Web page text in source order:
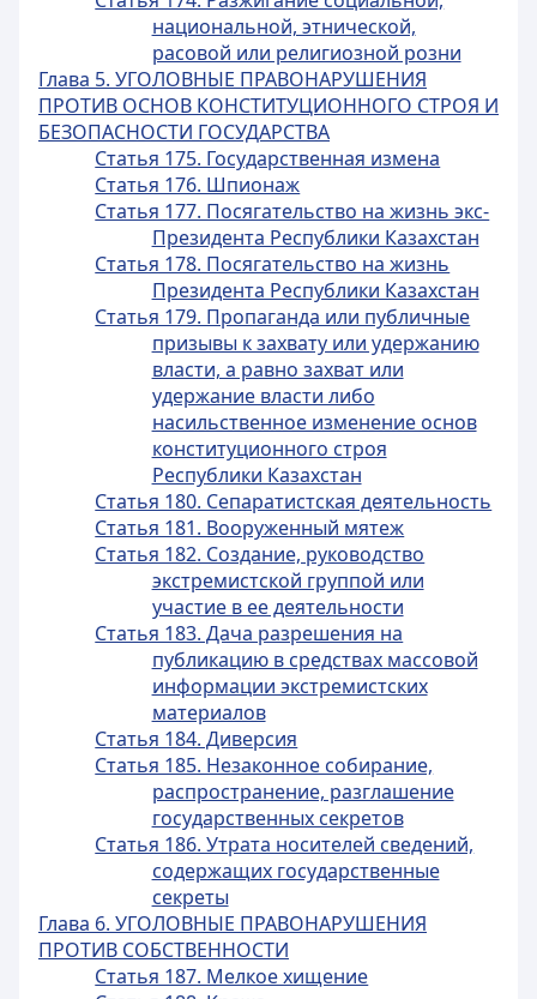
национальной, этнической,
расовой или религиозной розни
Глава 5. УГОЛОВНЫЕ ПРАВОНАРУШЕНИЯ
ПРОТИВ ОСНОВ КОНСТИТУЦИОННОГО СТРОЯ И
БЕЗОПАСНОСТИ ГОСУДАРСТВА
Статья 175. Государственная измена
Статья 176. Шпионаж
Статья 177. Посягательство на жизнь экс-
Президента Республики Казахстан
Статья 178. Посягательство на жизнь
Президента Республики Казахстан
Статья 179. Пропаганда или публичные
призывы к захвату или удержанию
власти, а равно захват или
удержание власти либо
насильственное изменение основ
конституционного строя
Республики Казахстан
Статья 180. Сепаратистская деятельность
Статья 181. Вооруженный мятеж
Статья 182. Создание, руководство
экстремистской группой или
участие в ее деятельности
Статья 183. Дача разрешения на
публикацию в средствах массовой
информации экстремистских
материалов
Статья 184. Диверсия
Статья 185. Незаконное собирание,
распространение, разглашение
государственных секретов
Статья 186. Утрата носителей сведений,
содержащих государственные
секреты
Глава 6. УГОЛОВНЫЕ ПРАВОНАРУШЕНИЯ
ПРОТИВ СОБСТВЕННОСТИ
Статья 187. Мелкое хищение